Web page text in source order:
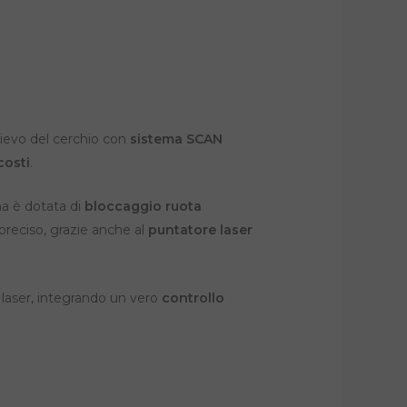
del cerchio con sistema SCAN
.
è dotata di bloccaggio ruota
grazie anche al puntatore laser
integrando un vero controllo